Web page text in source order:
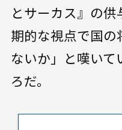
とサーカス』の
期的な視点で国
ないか」と嘆いて
ろだ。